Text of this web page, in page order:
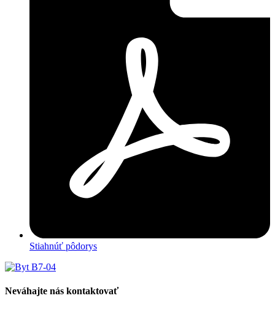
Stiahnúť pôdorys
Neváhajte nás kontaktovať